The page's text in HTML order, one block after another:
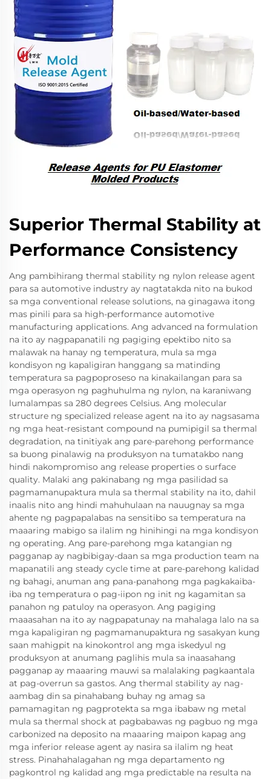
Superior Thermal Stability at
Performance Consistency
Ang pambihirang thermal stability ng nylon release agent
para sa automotive industry ay nagtatakda nito na bukod
sa mga conventional release solutions, na ginagawa itong
mas pinili para sa high-performance automotive
manufacturing applications. Ang advanced na formulation
na ito ay nagpapanatili ng pagiging epektibo nito sa
malawak na hanay ng temperatura, mula sa mga
kondisyon ng kapaligiran hanggang sa matinding
temperatura sa pagpoproseso na kinakailangan para sa
mga operasyon ng paghuhulma ng nylon, na karaniwang
lumalampas sa 280 degrees Celsius. Ang molecular
structure ng specialized release agent na ito ay nagsasama
ng mga heat-resistant compound na pumipigil sa thermal
degradation, na tinitiyak ang pare-parehong performance
sa buong pinalawig na produksyon na tumatakbo nang
hindi nakompromiso ang release properties o surface
quality. Malaki ang pakinabang ng mga pasilidad sa
pagmamanupaktura mula sa thermal stability na ito, dahil
inaalis nito ang hindi mahuhulaan na nauugnay sa mga
ahente ng pagpapalabas na sensitibo sa temperatura na
maaaring mabigo sa ilalim ng hinihingi na mga kondisyon
ng operating. Ang pare-parehong mga katangian ng
pagganap ay nagbibigay-daan sa mga production team na
mapanatili ang steady cycle time at pare-parehong kalidad
ng bahagi, anuman ang pana-panahong mga pagkakaiba-
iba ng temperatura o pag-iipon ng init ng kagamitan sa
panahon ng patuloy na operasyon. Ang pagiging
maaasahan na ito ay nagpapatunay na mahalaga lalo na sa
mga kapaligiran ng pagmamanupaktura ng sasakyan kung
saan mahigpit na kinokontrol ang mga iskedyul ng
produksyon at anumang paglihis mula sa inaasahang
pagganap ay maaaring mauwi sa malalaking pagkaantala
at pag-overrun sa gastos. Ang thermal stability ay nag-
aambag din sa pinahabang buhay ng amag sa
pamamagitan ng pagprotekta sa mga ibabaw ng metal
mula sa thermal shock at pagbabawas ng pagbuo ng mga
carbonized na deposito na maaaring maipon kapag ang
mga inferior release agent ay nasira sa ilalim ng heat
stress. Pinahahalagahan ng mga departamento ng
pagkontrol ng kalidad ang mga predictable na resulta na